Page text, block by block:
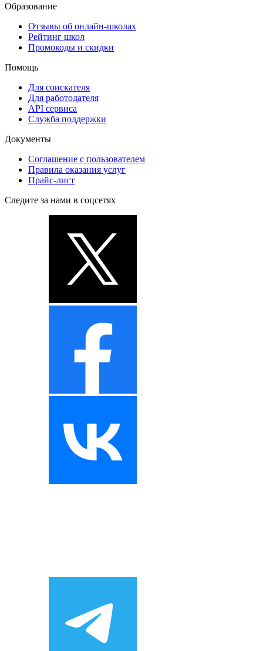
Образование
Отзывы об онлайн-школах
Рейтинг школ
Промокоды и скидки
Помощь
Для соискателя
Для работодателя
API сервиса
Служба поддержки
Документы
Соглашение с пользователем
Правила оказания услуг
Прайс-лист
Следите за нами в соцсетях